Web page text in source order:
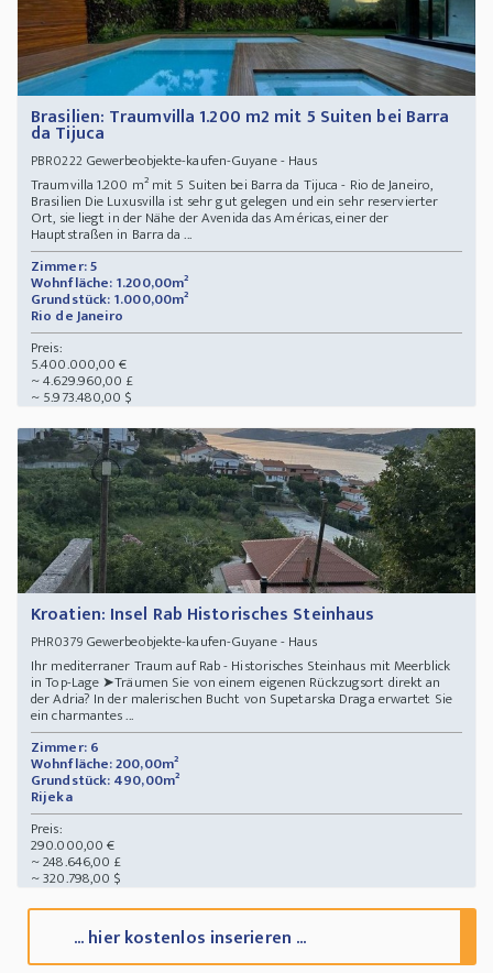
Brasilien: Traumvilla 1.200 m2 mit 5 Suiten bei Barra
da Tijuca
PBR0222Gewerbeobjekte-kaufen-Guyane - Haus
Traumvilla 1.200 m² mit 5 Suiten bei Barra da Tijuca - Rio de Janeiro,
Brasilien Die Luxusvilla ist sehr gut gelegen und ein sehr reservierter
Ort, sie liegt in der Nähe der Avenida das Américas, einer der
Hauptstraßen in Barra da ...
Zimmer: 5
Wohnfläche: 1.200,00m²
Grundstück: 1.000,00m²
Rio de Janeiro
Preis:
5.400.000,00 €
~ 4.629.960,00 £
~ 5.973.480,00 $
Kroatien: Insel Rab Historisches Steinhaus
PHR0379Gewerbeobjekte-kaufen-Guyane - Haus
Ihr mediterraner Traum auf Rab - Historisches Steinhaus mit Meerblick
in Top-Lage ➤Träumen Sie von einem eigenen Rückzugsort direkt an
der Adria? In der malerischen Bucht von Supetarska Draga erwartet Sie
ein charmantes ...
Zimmer: 6
Wohnfläche: 200,00m²
Grundstück: 490,00m²
Rijeka
Preis:
290.000,00 €
~ 248.646,00 £
~ 320.798,00 $
... hier kostenlos inserieren ...